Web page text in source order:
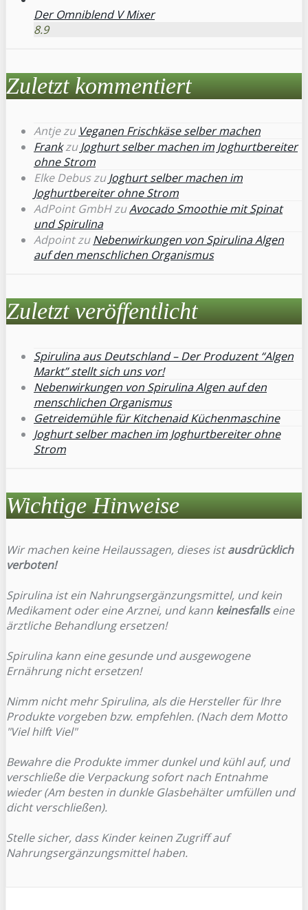
Der Omniblend V Mixer
8.9
Zuletzt kommentiert
Antjezu Veganen Frischkäse selber machen
FrankzuJoghurt selber machen im Joghurtbereiter
ohne Strom
Elke DebuszuJoghurt selber machen im
Joghurtbereiter ohne Strom
AdPoint GmbHzuAvocado Smoothie mit Spinat
und Spirulina
AdpointzuNebenwirkungen von Spirulina Algen
auf den menschlichen Organismus
Zuletzt veröffentlicht
Spirulina aus Deutschland – Der Produzent “Algen
Markt” stellt sich uns vor!
Nebenwirkungen von Spirulina Algen auf den
menschlichen Organismus
Getreidemühle für Kitchenaid Küchenmaschine
Joghurt selber machen im Joghurtbereiter ohne
Strom
Wichtige Hinweise
Wir machen keine Heilaussagen, dieses istausdrücklich
verboten!
Spirulina ist ein Nahrungsergänzungsmittel, und kein
Medikament oder eine Arznei, und kann keinesfallseine
ärztliche Behandlung ersetzen!
Spirulina kann eine gesunde und ausgewogene
Ernährung nicht ersetzen!
Nimm nicht mehr Spirulina, als die Hersteller für Ihre
Produkte vorgeben bzw. empfehlen. (Nach dem Motto
"Viel hilft Viel"
Bewahre die Produkte immer dunkel und kühl auf, und
verschließe die Verpackung sofort nach Entnahme
wieder (Am besten in dunkle Glasbehälter umfüllen und
dicht verschließen).
Stelle sicher, dass Kinder keinen Zugriff auf
Nahrungsergänzungsmittel haben.